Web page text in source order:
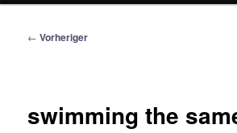
Beitragsnavigation
← Vorheriger
swimming the